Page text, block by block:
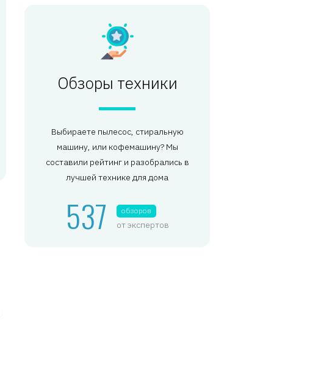
Обзоры техники
Выбираете пылесос, стиральную
машину, или кофемашину? Мы
составили рейтинг и разобрались в
лучшей технике для дома
537 обзоров
от экспертов